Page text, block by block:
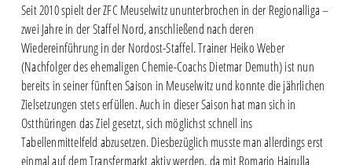
Seit 2010 spielt der ZFC Meuselwitz ununterbrochen in der Regionalliga –
zwei Jahre in der Staffel Nord, anschließend nach deren
Wiedereinführung in der Nordost-Staffel. Trainer Heiko Weber
(Nachfolger des ehemaligen Chemie-Coachs Dietmar Demuth) ist nun
bereits in seiner fünften Saison in Meuselwitz und konnte die jährlichen
Zielsetzungen stets erfüllen. Auch in dieser Saison hat man sich in
Ostthüringen das Ziel gesetzt, sich möglichst schnell ins
Tabellenmittelfeld abzusetzen. Diesbezüglich musste man allerdings erst
einmal auf dem Transfermarkt aktiv werden, da mit Romario Hajrulla